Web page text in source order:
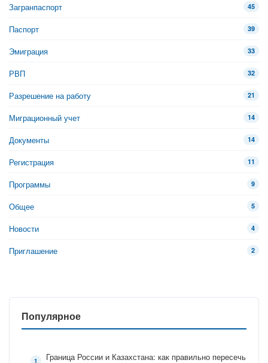
Загранпаспорт 45
Паспорт 39
Эмиграция 33
РВП 32
Разрешение на работу 21
Миграционный учет 14
Документы 14
Регистрация 11
Программы 9
Общее 5
Новости 4
Приглашение 2
Популярное
Граница России и Казахстана: как правильно пересечь